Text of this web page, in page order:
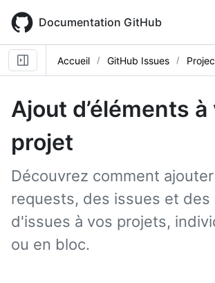
main
content
Documentation GitHub
Accueil GitHub Issues
Ajout d’éléments
projet
Découvrez comment
requests, des issues et des
d'issues à vos projets,
ou en bloc.